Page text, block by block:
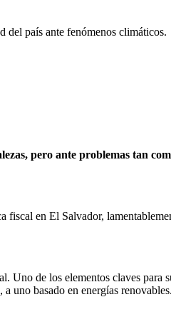
del país ante fenómenos climáticos.
pero ante problemas tan
fiscal en El Salvador,
de los elementos claves para
uno basado en energías renovables.